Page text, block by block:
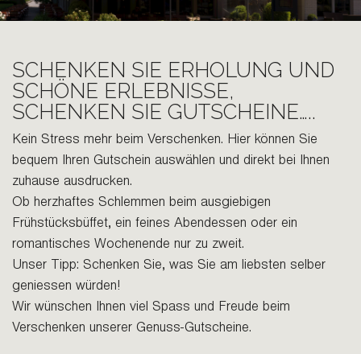
SCHENKEN SIE ERHOLUNG UND
SCHÖNE ERLEBNISSE,
SCHENKEN SIE GUTSCHEINE…..
Kein Stress mehr beim Verschenken. Hier können Sie
bequem Ihren Gutschein auswählen und direkt bei Ihnen
zuhause ausdrucken.
Ob herzhaftes Schlemmen beim ausgiebigen
Frühstücksbüffet, ein feines Abendessen oder ein
romantisches Wochenende nur zu zweit.
Unser Tipp: Schenken Sie, was Sie am liebsten selber
geniessen würden!
Wir wünschen Ihnen viel Spass und Freude beim
Verschenken unserer Genuss-Gutscheine.